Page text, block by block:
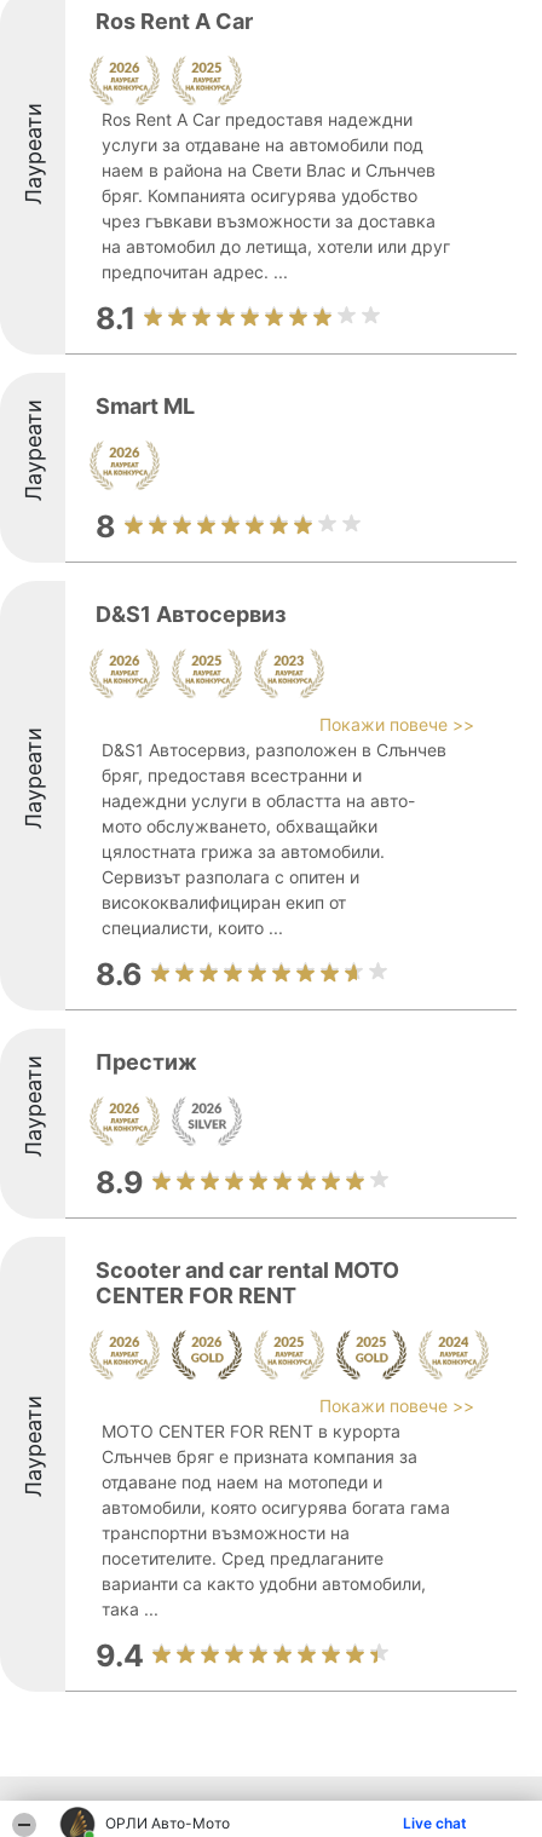
ОРЛИ Aвто-Mото Live chat
Лауреати
Ros Rent A Car
Ros Rent A Car предоставя надеждни
услуги за отдаване на автомобили под
наем в района на Свети Влас и Слънчев
бряг. Компанията осигурява удобство
чрез гъвкави възможности за доставка
на автомобил до летища, хотели или друг
предпочитан адрес. ...
8.1
Лауреати Smart ML
8
Лауреати
D&S1 Автосервиз
Покажи повече >>
D&S1 Автосервиз, разположен в Слънчев
бряг, предоставя всестранни и
надеждни услуги в областта на авто-
мото обслужването, обхващайки
цялостната грижа за автомобили.
Сервизът разполага с опитен и
висококвалифициран екип от
специалисти, които ...
8.6
Лауреати Престиж
8.9
Лауреати
Scooter and car rental MOTO
CENTER FOR RENT
Покажи повече >>
MOTO CENTER FOR RENT в курорта
Слънчев бряг е призната компания за
отдаване под наем на мотопеди и
автомобили, която осигурява богата гама
транспортни възможности на
посетителите. Сред предлаганите
варианти са както удобни автомобили,
така ...
9.4
Други фирми от региона